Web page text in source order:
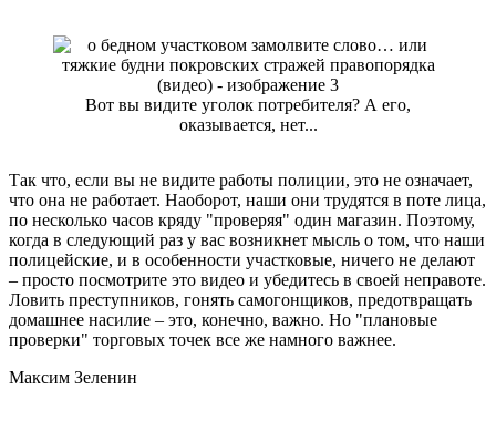
Вот вы видите уголок потребителя? А его,
оказывается, нет...
Так что, если вы не видите работы полиции, это не означает,
что она не работает. Наоборот, наши они трудятся в поте лица,
по несколько часов кряду "проверяя" один магазин. Поэтому,
когда в следующий раз у вас возникнет мысль о том, что наши
полицейские, и в особенности участковые, ничего не делают
– просто посмотрите это видео и убедитесь в своей неправоте.
Ловить преступников, гонять самогонщиков, предотвращать
домашнее насилие – это, конечно, важно. Но "плановые
проверки" торговых точек все же намного важнее.
Максим Зеленин